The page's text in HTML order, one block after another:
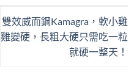
雙效威而鋼Kamagra，軟小雞
雞變硬，長粗大硬只需吃一粒
就硬一整天！